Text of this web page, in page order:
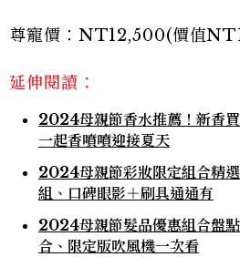
尊寵價：NT12,500(價值
延伸閱讀：
2024母親節香水推薦！新香
一起香噴噴迎接夏天
2024母親節彩妝限定組合精
組、口碑眼影＋刷具通通有
2024母親節髮品優惠組合盤
合、限定版吹風機一次看